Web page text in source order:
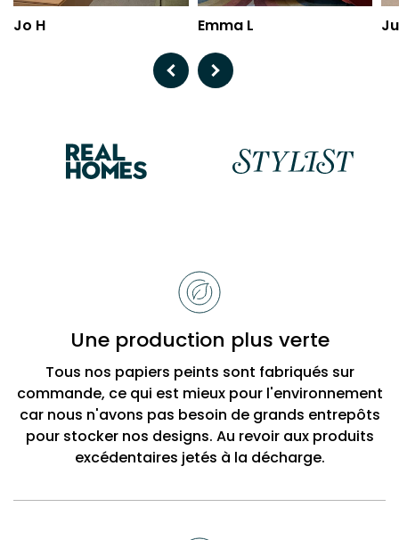
Jo H Emma L
Previous
Next
BobbiUne production plus verte
Tous nos papiers peints sont fabriqués sur
commande, ce qui est mieux pour l'environnement
car nous n'avons pas besoin de grands entrepôts
pour stocker nos designs. Au revoir aux produits
excédentaires jetés à la décharge.